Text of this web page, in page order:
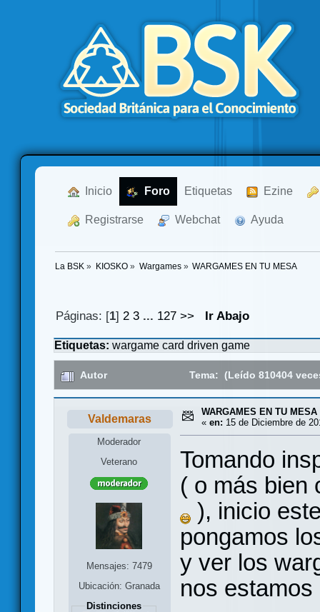
Inicio Foro Etiquetas Ezine
Registrarse Webchat Ayuda
La BSK » KIOSKO» Wargames» WARGAMES EN TU MESA
Páginas: [1]2 3 ... 127 >> Ir Abajo
Etiquetas: wargame card driven game
Autor Tema: (Leído 810404
Valdemaras
Moderador
Veterano
Mensajes: 7479
Ubicación: Granada
Distinciones
WARGAMES EN TU MESA
« en: 15 de Diciembre de
Tomando
( o más bien
), inicio
pongamos
y ver los
nos